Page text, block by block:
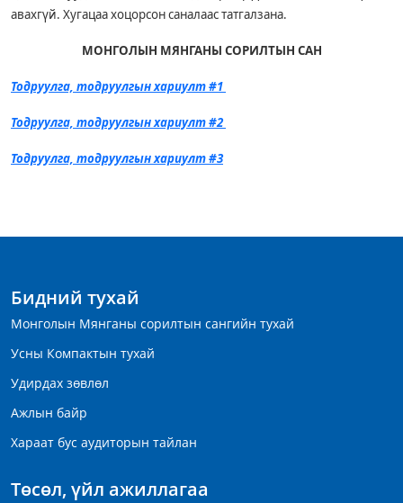
авахгүй. Хугацаа хоцорсон саналаас татгалзана.
МОНГОЛЫН МЯНГАНЫ СОРИЛТЫН САН
Тодруулга, тодруулгын хариулт #1
Тодруулга, тодруулгын хариулт #2
Тодруулга, тодруулгын хариулт #3
Бидний тухай
Монголын Мянганы сорилтын сангийн тухай
Усны Компактын тухай
Удирдах зөвлөл
Ажлын байр
Хараат бус аудиторын тайлан
Төсөл, үйл ажиллагаа